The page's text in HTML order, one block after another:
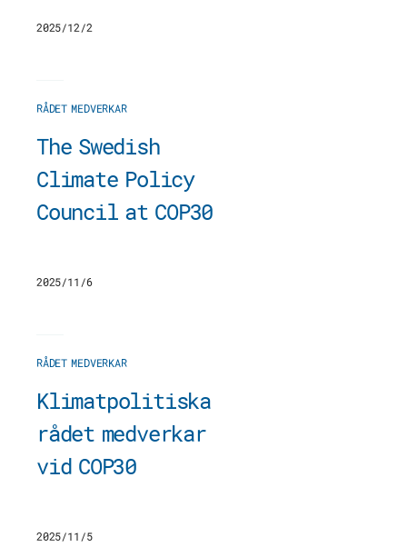
2025/12/2
RÅDET MEDVERKAR
The Swedish
Climate Policy
Council at COP30
2025/11/6
RÅDET MEDVERKAR
Klimatpolitiska
rådet medverkar
vid COP30
2025/11/5